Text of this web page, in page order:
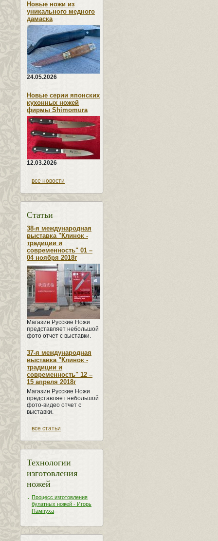
Новые ножи из
уникального медного
дамаска
24.05.2026
Новые серии японских
кухонных ножей
фирмы Shimomura
12.03.2026
все новости
Статьи
38-я международная
выставка "Клинок -
традиции и
современность" 01 –
04 ноября 2018г
Магазин Русские Ножи
представляет небольшой
фото отчет с выставки.
37-я международная
выставка "Клинок -
традиции и
современность" 12 –
15 апреля 2018г
Магазин Русские Ножи
представляет небольшой
фото-видео отчет с
выставки.
все статьи
Технологии
изготовления
ножей
Процесс изготовления
булатных ножей - Игорь
Пампуха